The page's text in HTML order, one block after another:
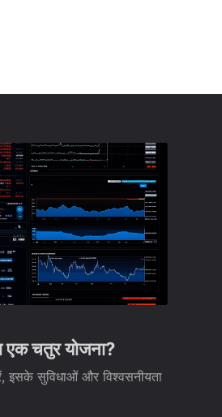
एक चतुर योजना?
इसके सुविधाओं और विश्वसनीयता